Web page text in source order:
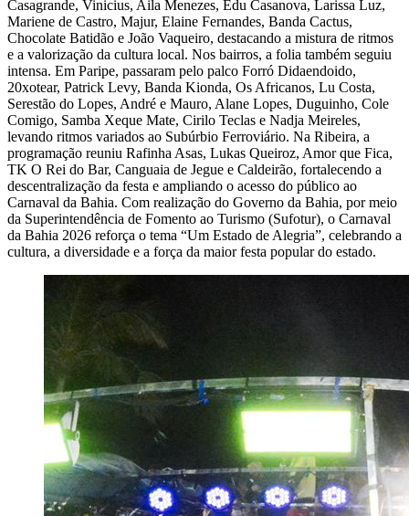
Casagrande, Vinicius, Aila Menezes, Edu Casanova, Larissa Luz,
Mariene de Castro, Majur, Elaine Fernandes, Banda Cactus,
Chocolate Batidão e João Vaqueiro, destacando a mistura de ritmos
e a valorização da cultura local. Nos bairros, a folia também seguiu
intensa. Em Paripe, passaram pelo palco Forró Didaendoido,
20xotear, Patrick Levy, Banda Kionda, Os Africanos, Lu Costa,
Serestão do Lopes, André e Mauro, Alane Lopes, Duguinho, Cole
Comigo, Samba Xeque Mate, Cirilo Teclas e Nadja Meireles,
levando ritmos variados ao Subúrbio Ferroviário. Na Ribeira, a
programação reuniu Rafinha Asas, Lukas Queiroz, Amor que Fica,
TK O Rei do Bar, Canguaia de Jegue e Caldeirão, fortalecendo a
descentralização da festa e ampliando o acesso do público ao
Carnaval da Bahia. Com realização do Governo da Bahia, por meio
da Superintendência de Fomento ao Turismo (Sufotur), o Carnaval
da Bahia 2026 reforça o tema “Um Estado de Alegria”, celebrando a
cultura, a diversidade e a força da maior festa popular do estado.